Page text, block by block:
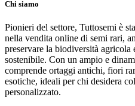
Chi siamo
Pionieri del settore, Tuttosemi è
nella vendita online di semi rari,
preservare la biodiversità
sostenibile. Con un ampio e
comprende ortaggi antichi, fiori
esotiche, ideali per chi desidera
personalizzato.